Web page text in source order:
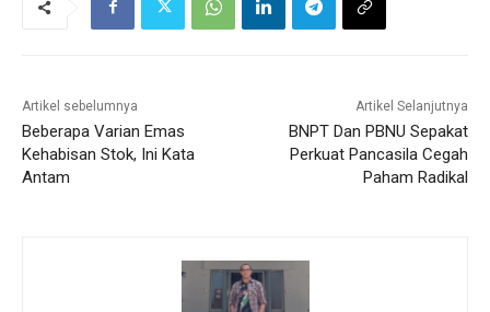
Artikel sebelumnya
Beberapa Varian Emas
Kehabisan Stok, Ini Kata
Antam
Artikel Selanjutnya
BNPT Dan PBNU Sepakat
Perkuat Pancasila Cegah
Paham Radikal